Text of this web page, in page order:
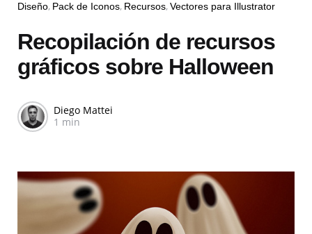
Diseño Pack de Iconos Recursos Vectores para Illustrator
Recopilación de recursos
gráficos sobre Halloween
Diego Mattei
1 min